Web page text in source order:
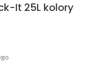
It 25L kolory